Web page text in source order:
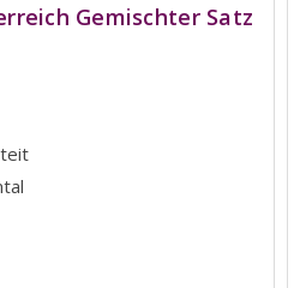
Gemischter Satz